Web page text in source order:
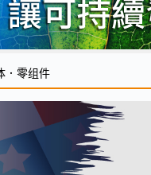
．零组件